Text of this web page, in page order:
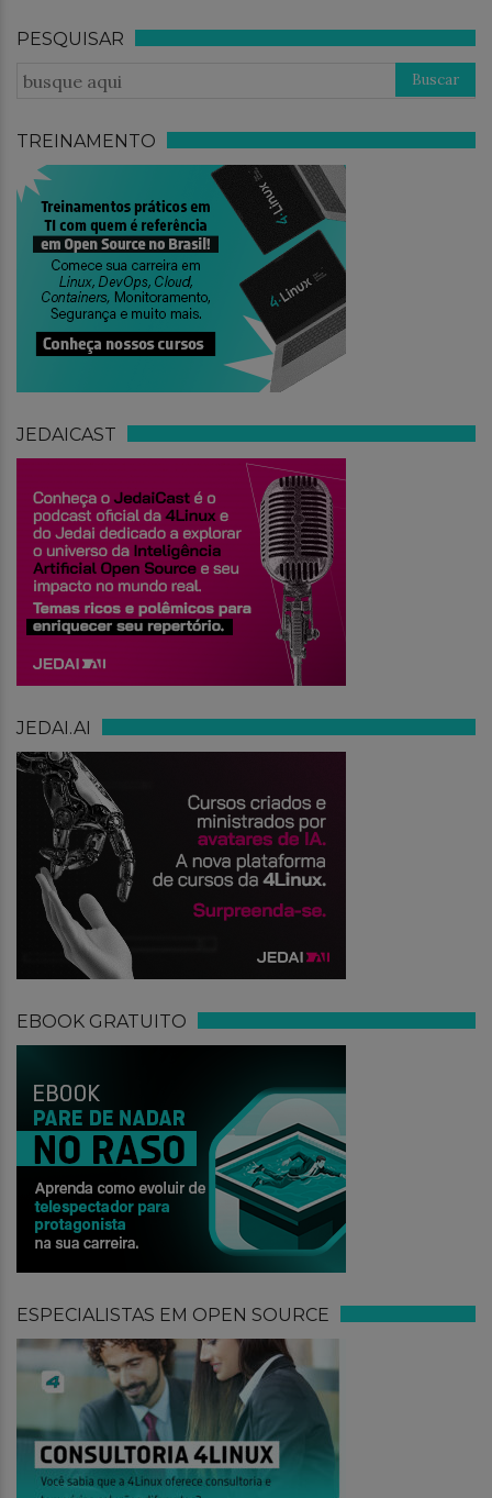
PESQUISAR
TREINAMENTO
JEDAICAST
JEDAI.AI
EBOOK GRATUITO
ESPECIALISTAS EM OPEN SOURCE